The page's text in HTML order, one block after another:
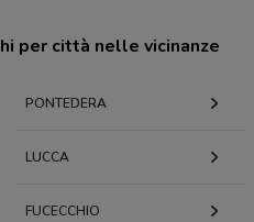
per città nelle vicinanze
PONTEDERA
LUCCA
FUCECCHIO